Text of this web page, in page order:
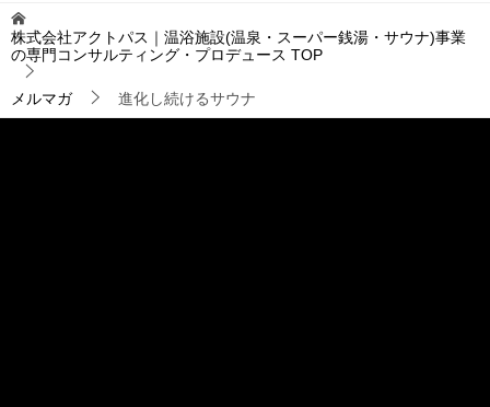
ゲ
ー
シ
ョ
ン
株式会社アクトパス｜温浴施設(温泉・スーパー銭湯・サウナ)事業
の専門コンサルティング・プロデュース TOP
メルマガ 進化し続けるサウナ